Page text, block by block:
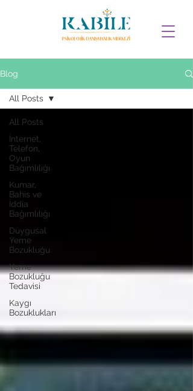
Blog
All Posts
İnternet,
Telefon,
Oyun
Bağımlılığı
Kumar,
Bahis ve
İddia
Bağımlılığı
Duygusal
Yeme
Bozukluğu
Yeme
Bozukluğu
Tedavisi
Kaygı
Bozuklukları
All Posts